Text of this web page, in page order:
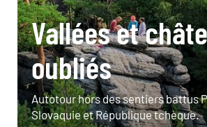
Vallées et
oubliés
Autotour hors des sentiers battus
Slovaquie et République tchèque.